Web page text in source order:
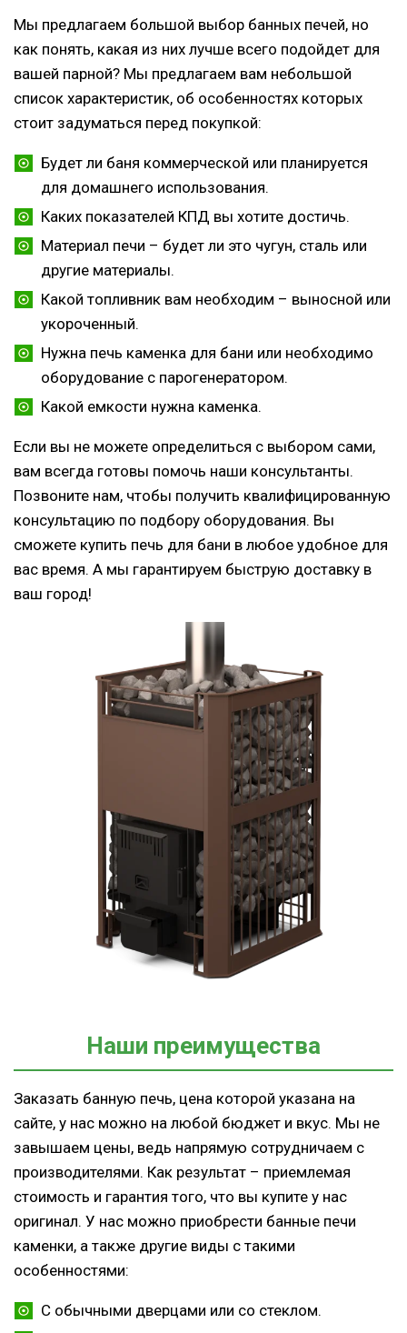
Мы предлагаем большой выбор банных печей, но
как понять, какая из них лучше всего подойдет для
вашей парной? Мы предлагаем вам небольшой
список характеристик, об особенностях которых
стоит задуматься перед покупкой:
Будет ли баня коммерческой или планируется
для домашнего использования.
Каких показателей КПД вы хотите достичь.
Материал печи – будет ли это чугун, сталь или
другие материалы.
Какой топливник вам необходим – выносной или
укороченный.
Нужна печь каменка для бани или необходимо
оборудование с парогенератором.
Какой емкости нужна каменка.
Если вы не можете определиться с выбором сами,
вам всегда готовы помочь наши консультанты.
Позвоните нам, чтобы получить квалифицированную
консультацию по подбору оборудования. Вы
сможете купить печь для бани в любое удобное для
вас время. А мы гарантируем быструю доставку в
ваш город!
Наши преимущества
Заказать банную печь, цена которой указана на
сайте, у нас можно на любой бюджет и вкус. Мы не
завышаем цены, ведь напрямую сотрудничаем с
производителями. Как результат – приемлемая
стоимость и гарантия того, что вы купите у нас
оригинал. У нас можно приобрести банные печи
каменки, а также другие виды с такими
особенностями:
С обычными дверцами или со стеклом.